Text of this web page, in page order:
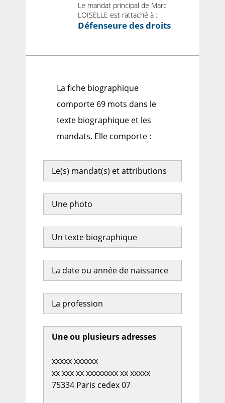
Le mandat principal de Marc
LOISELLE est rattaché à :
Défenseure des droits
La fiche biographique
comporte 69 mots dans le
texte biographique et les
mandats. Elle comporte :
Le(s) mandat(s) et attributions
Une photo
Un texte biographique
La date ou année de naissance
La profession
Une ou plusieurs adresses
xxxxx xxxxxx
xx xxx xx xxxxxxxx xx xxxxx
75334 Paris cedex 07